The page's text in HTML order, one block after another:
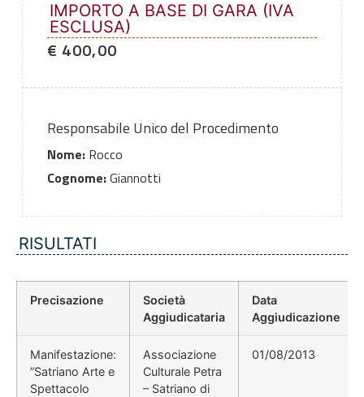
IMPORTO A BASE DI GARA (IVA
ESCLUSA)
€ 400,00
Responsabile Unico del Procedimento
Nome:Rocco
Cognome:Giannotti
RISULTATI
Precisazione
Società
Aggiudicataria
Data
Aggiudicazione
Manifestazione:
”Satriano Arte e
Spettacolo
Associazione
Culturale Petra
– Satriano di
01/08/2013